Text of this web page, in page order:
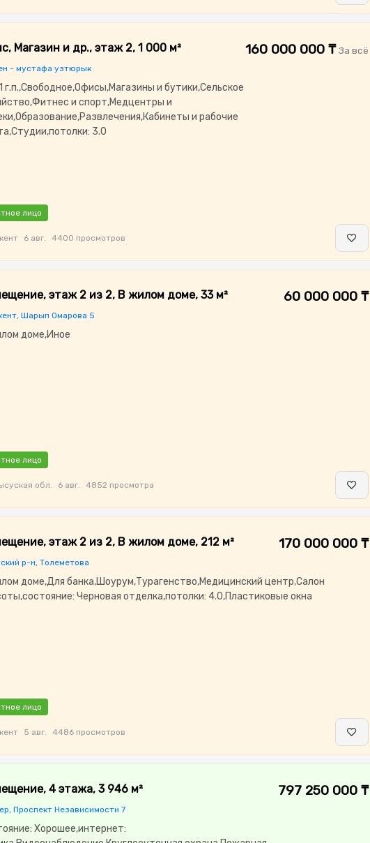
Магазин и др., этаж 2, 1 000 м²
- мустафа узтюрык
160 000 000 ₸ За всё
г.п.,Свободное,Офисы,Магазины и бутики,Сельское
и спорт,Медцентры и
и рабочие
3.0
лицо
6 авг. 4400 просмотров
этаж 2 из 2, В жилом доме, 33 м²
Шарып Омарова 5
60 000 000 ₸
доме,Иное
лицо
обл. 6 авг. 4852 просмотра
этаж 2 из 2, В жилом доме, 212 м²
р-н, Толеметова
170 000 000 ₸
доме,Для банка,Шоурум,Турагенство,Медицинский центр,Салон
Черновая отделка,потолки: 4.0,Пластиковые окна
лицо
5 авг. 4486 просмотров
4 этажа, 3 946 м²
Проспект Независимости 7
797 250 000 ₸
Хорошее,интернет: